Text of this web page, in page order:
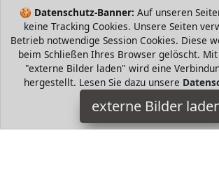
🍪 Datenschutz-Banner: Auf unseren
keine Tracking Cookies. Unsere Seiten
Betrieb notwendige Session Cookies. Diese
beim Schließen Ihres Browser gelöscht.
"externe Bilder laden" wird eine
hergestellt. Lesen Sie dazu unsere
externe Bilder
adidas